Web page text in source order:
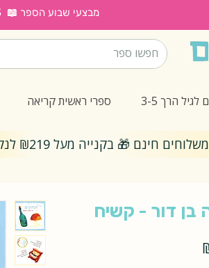
מבצעי שבוע הספר 📖 3 ספרים ב-₪120 בלבד!
הרך 3-5 ספרי ראשית קריאה
משלוחים חינם 🎁 בקנייה מעל ₪219 לנק' איסוף/ עד הבית בקנייה מעל ₪299
בן דור - קשיח